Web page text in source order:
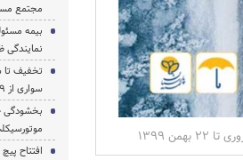
مجتمع
بیمه
نمایندگی
سواری از 1400/06/09
بخشودگی
افتتاح